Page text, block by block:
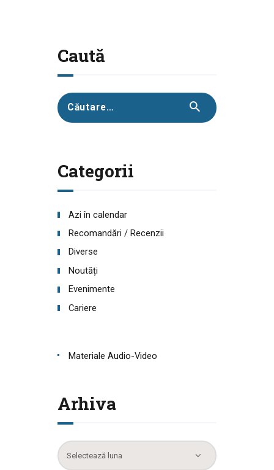
Caută
Caută
după:
Categorii
Azi în calendar
Recomandări / Recenzii
Diverse
Noutăți
Evenimente
Cariere
Materiale Audio-Video
Arhiva
Arhiva